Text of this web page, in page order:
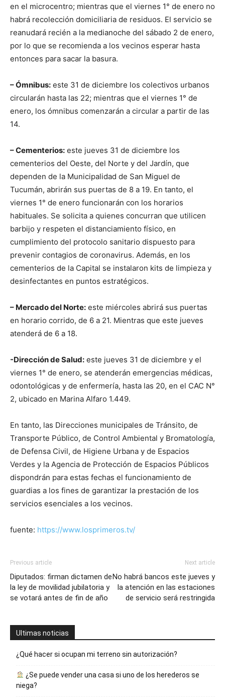
en el microcentro; mientras que el viernes 1° de enero no
habrá recolección domiciliaria de residuos. El servicio se
reanudará recién a la medianoche del sábado 2 de enero,
por lo que se recomienda a los vecinos esperar hasta
entonces para sacar la basura.
– Ómnibus: este 31 de diciembre los colectivos urbanos
circularán hasta las 22; mientras que el viernes 1° de
enero, los ómnibus comenzarán a circular a partir de las
14.
– Cementerios: este jueves 31 de diciembre los
cementerios del Oeste, del Norte y del Jardín, que
dependen de la Municipalidad de San Miguel de
Tucumán, abrirán sus puertas de 8 a 19. En tanto, el
viernes 1° de enero funcionarán con los horarios
habituales. Se solicita a quienes concurran que utilicen
barbijo y respeten el distanciamiento físico, en
cumplimiento del protocolo sanitario dispuesto para
prevenir contagios de coronavirus. Además, en los
cementerios de la Capital se instalaron kits de limpieza y
desinfectantes en puntos estratégicos.
– Mercado del Norte: este miércoles abrirá sus puertas
en horario corrido, de 6 a 21. Mientras que este jueves
atenderá de 6 a 18.
-Dirección de Salud: este jueves 31 de diciembre y el
viernes 1° de enero, se atenderán emergencias médicas,
odontológicas y de enfermería, hasta las 20, en el CAC N°
2, ubicado en Marina Alfaro 1.449.
En tanto, las Direcciones municipales de Tránsito, de
Transporte Público, de Control Ambiental y Bromatología,
de Defensa Civil, de Higiene Urbana y de Espacios
Verdes y la Agencia de Protección de Espacios Públicos
dispondrán para estas fechas el funcionamiento de
guardias a los fines de garantizar la prestación de los
servicios esenciales a los vecinos.
fuente: https://www.losprimeros.tv/
Previous article
Diputados: firman dictamen de
la ley de movilidad jubilatoria y
se votará antes de fin de año
Next article
No habrá bancos este jueves y
la atención en las estaciones
de servicio será restringida
Ultimas noticias
¿Qué hacer si ocupan mi terreno sin autorización?
¿Se puede vender una casa si uno de los herederos se
niega?